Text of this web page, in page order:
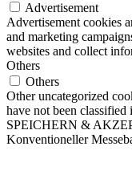
Advertisement
Advertisement cookies
and marketing
websites and collect
Others
Others
Other uncategorized
have not been classified
SPEICHERN &
Konventioneller